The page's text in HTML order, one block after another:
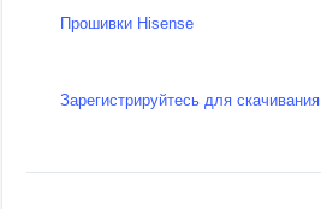
Прошивки Hisense
Зарегистрируйтесь для скачивания